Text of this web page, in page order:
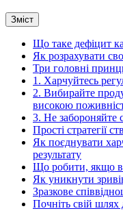
Зміст
Що таке дефіцит
Як розрахувати
Три головні
1. Харчуйтесь
2. Вибирайте
високою
3. Не забороняйте
Прості стратегії
Як поєднувати
результату
Що робити, якщо
Як уникнути
Зразкове
Почніть свій шлях